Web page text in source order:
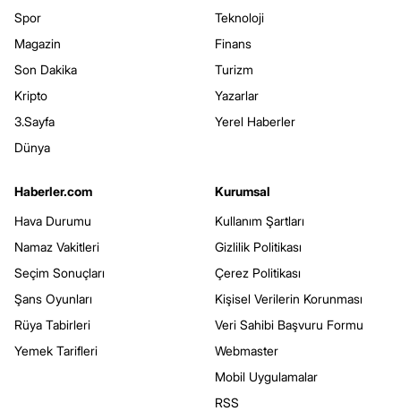
Spor
Magazin
Son Dakika
Kripto
3.Sayfa
Dünya
Teknoloji
Finans
Turizm
Yazarlar
Yerel Haberler
Haberler.com
Hava Durumu
Namaz Vakitleri
Seçim Sonuçları
Şans Oyunları
Rüya Tabirleri
Yemek Tarifleri
Kurumsal
Kullanım Şartları
Gizlilik Politikası
Çerez Politikası
Kişisel Verilerin Korunması
Veri Sahibi Başvuru Formu
Webmaster
Mobil Uygulamalar
RSS